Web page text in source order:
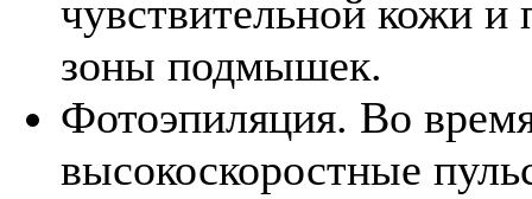
чувствительной кожи
зоны подмышек.
Фотоэпиляция. Во
высокоскоростные